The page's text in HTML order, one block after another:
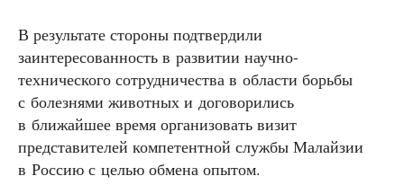
В результате стороны подтвердили
заинтересованность в развитии научно-
технического сотрудничества в области борьбы
с болезнями животных и договорились
в ближайшее время организовать визит
представителей компетентной службы Малайзии
в Россию с целью обмена опытом.